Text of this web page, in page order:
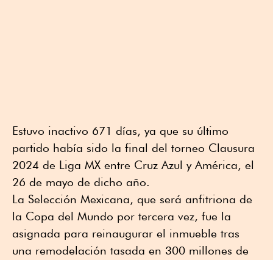
Estuvo inactivo 671 días, ya que su último
partido había sido la final del torneo Clausura
2024 de Liga MX entre Cruz Azul y América, el
26 de mayo de dicho año.
La Selección Mexicana, que será anfitriona de
la Copa del Mundo por tercera vez, fue la
asignada para reinaugurar el inmueble tras
una remodelación tasada en 300 millones de